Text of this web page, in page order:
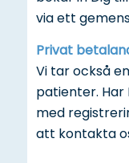
via ett
Privat
Vi tar också
patienter. Har
med
att kontakta